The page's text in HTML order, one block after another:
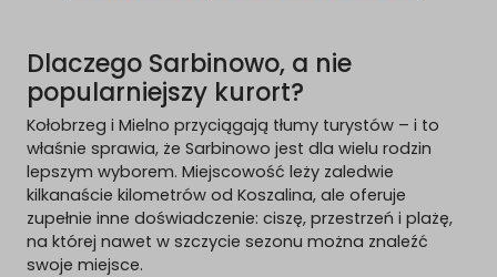
Dlaczego Sarbinowo, a nie
popularniejszy kurort?
Kołobrzeg i Mielno przyciągają tłumy turystów – i to
właśnie sprawia, że Sarbinowo jest dla wielu rodzin
lepszym wyborem. Miejscowość leży zaledwie
kilkanaście kilometrów od Koszalina, ale oferuje
zupełnie inne doświadczenie: ciszę, przestrzeń i plażę,
na której nawet w szczycie sezonu można znaleźć
swoje miejsce.